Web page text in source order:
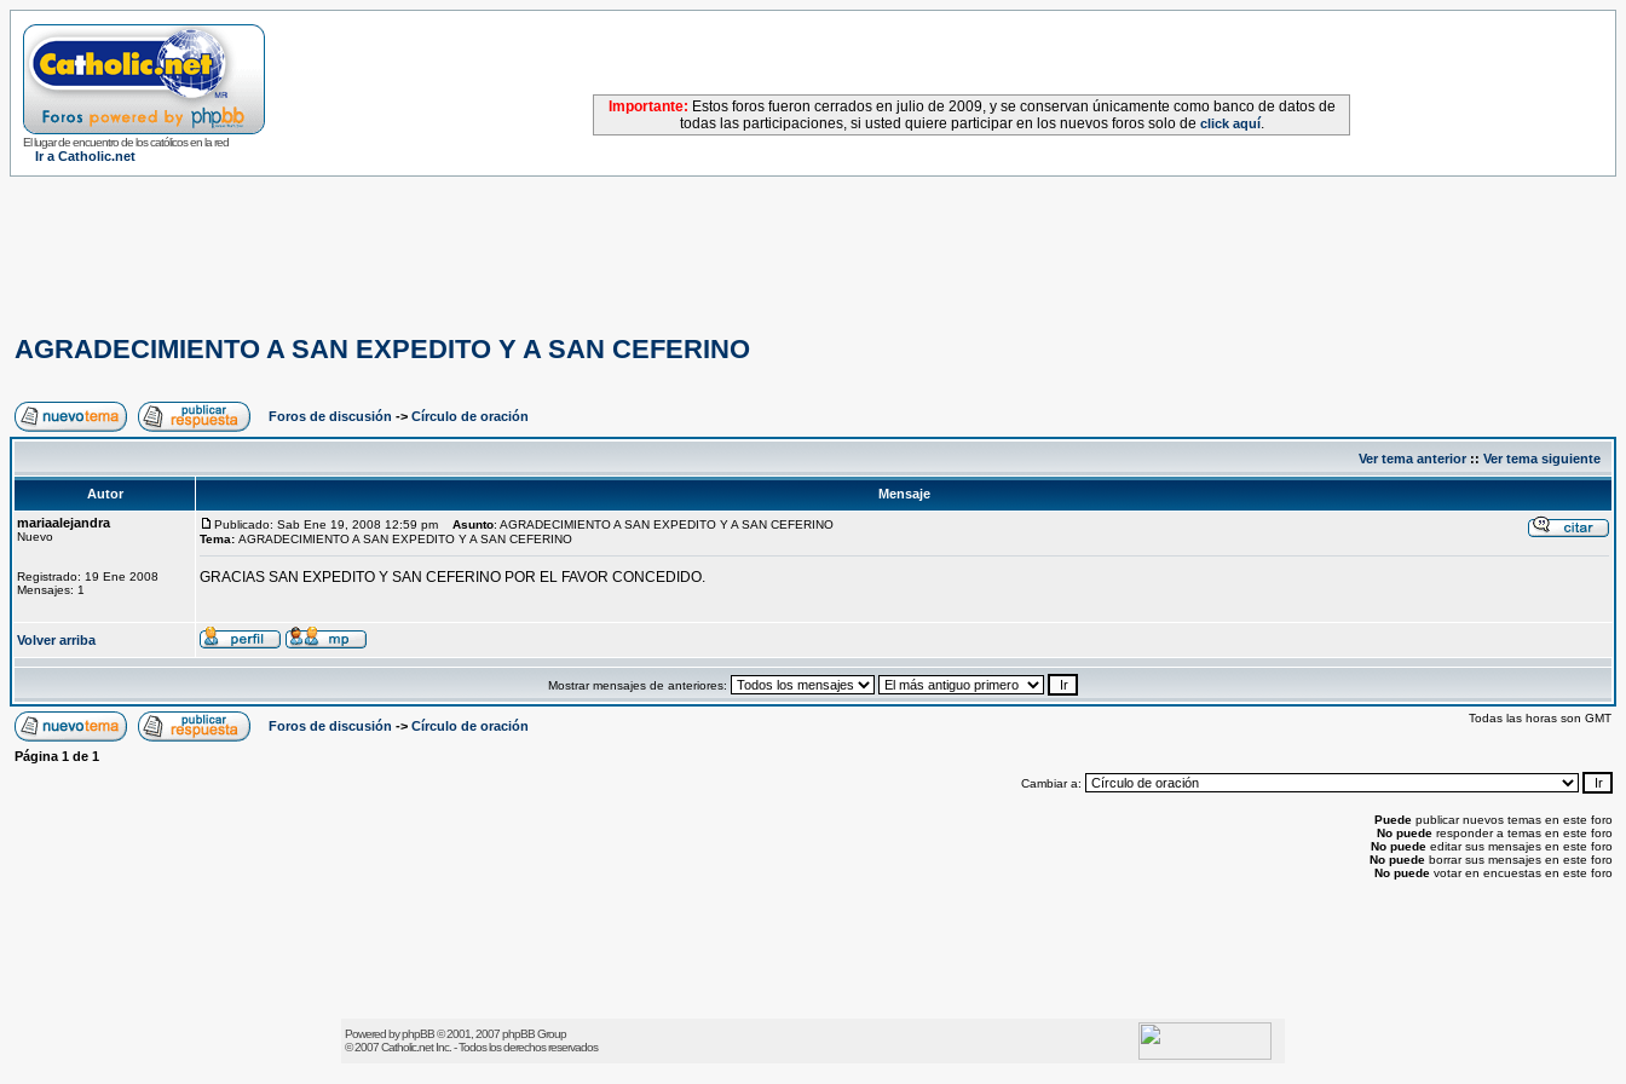
El lugar de encuentro de los católicos en la red
Ir a Catholic.net
Importante: Estos foros fueron cerrados en julio de 2009, y se conservan únicamente como banco de datos de
todas las participaciones, si usted quiere participar en los nuevos foros solo de click aquí.
AGRADECIMIENTO A SAN EXPEDITO Y A SAN CEFERINO
Foros de discusión -> Círculo de oración
Ver tema anterior:: Ver tema siguiente
Autor
Mensaje
mariaalejandra
Nuevo
Registrado: 19 Ene 2008
Mensajes: 1
Publicado: Sab Ene 19, 2008 12:59 pm Asunto: AGRADECIMIENTO A SAN EXPEDITO Y A SAN CEFERINO
Tema: AGRADECIMIENTO A SAN EXPEDITO Y A SAN CEFERINO
GRACIAS SAN EXPEDITO Y SAN CEFERINO POR EL FAVOR CONCEDIDO.
Volver arriba
Mostrar mensajes de anteriores:
Foros de discusión -> Círculo de oración
Todas las horas son GMT
Página 1 de 1
Cambiar a:
Puede publicar nuevos temas en este foro
No puede responder a temas en este foro
No puede editar sus mensajes en este foro
No puede borrar sus mensajes en este foro
No puede votar en encuestas en este foro
Powered byphpBB© 2001, 2007 phpBB Group
© 2007Catholic.netInc. - Todos los derechos reservados